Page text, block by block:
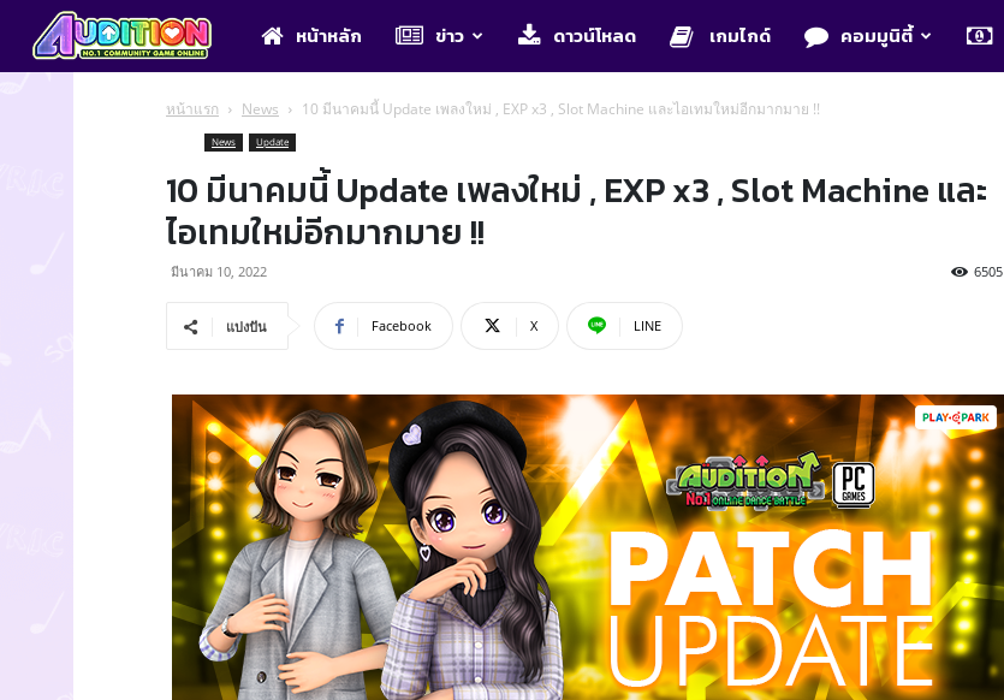
Auditionหน้าหลัก ข่าว ดาวน์โหลด เกมไกด์ คอมมูนิตี้
หน้าแรก News 10 มีนาคมนี้ Update เพลงใหม่ , EXP x3 , Slot Machine และไอเทมใหม่อีกมากมาย !!
News Update
10 มีนาคมนี้ Update เพลงใหม่ , EXP x3 , Slot Machine และ
ไอเทมใหม่อีกมากมาย !!
มีนาคม 10, 2022 6505
แบ่งปัน Facebook X LINE